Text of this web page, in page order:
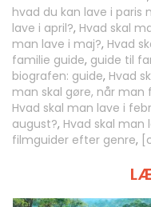
hvad du kan lave i paris
lave i april?, Hvad skal
man lave i maj?, Hvad
familie guide, guide til
biografen: guide, Hvad
man skal gøre, når man
Hvad skal man lave i
august?, Hvad skal man
filmguider efter genre,